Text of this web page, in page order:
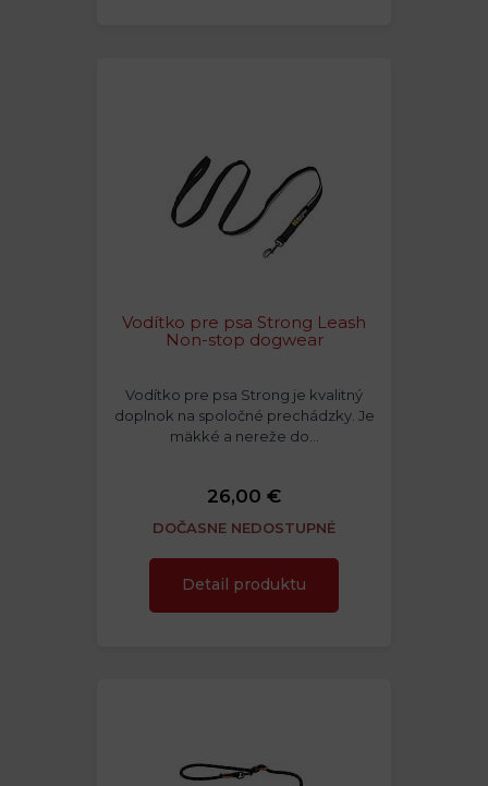
Vodítko pre psa Strong Leash
Non-stop dogwear
Vodítko pre psa Strong je kvalitný
doplnok na spoločné prechádzky. Je
mäkké a nereže do…
26,00 €
DOČASNE NEDOSTUPNÉ
Detail produktu